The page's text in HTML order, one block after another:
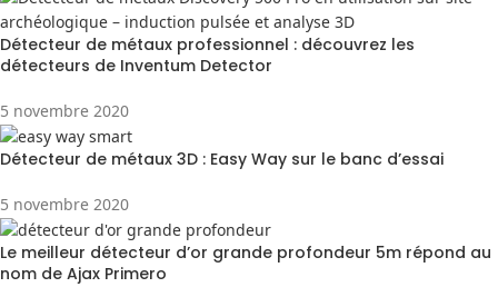
Détecteur de métaux professionnel : découvrez les
détecteurs de Inventum Detector
5 novembre 2020
Détecteur de métaux 3D : Easy Way sur le banc d’essai
5 novembre 2020
Le meilleur détecteur d’or grande profondeur 5m répond au
nom de Ajax Primero